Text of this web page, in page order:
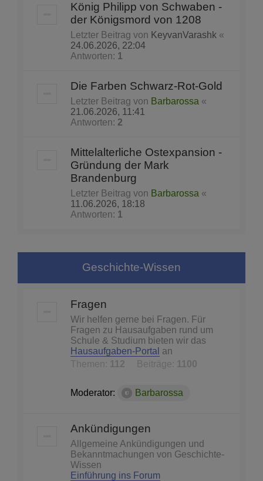
König Philipp von Schwaben -
der Königsmord von 1208
Letzter Beitrag von KeyvanVarashk «
24.06.2026, 22:04
Antworten: 1
Die Farben Schwarz-Rot-Gold
Letzter Beitrag von Barbarossa «
21.06.2026, 11:41
Antworten: 2
Mittelalterliche Ostexpansion -
Gründung der Mark
Brandenburg
Letzter Beitrag von Barbarossa «
11.06.2026, 18:18
Antworten: 1
Geschichte-Wissen
Fragen
Wir helfen gerne bei Fragen. Für
Fragen zu Hausaufgaben rund um
Schule & Studium bieten wir das
Hausaufgaben-Portal an
Themen:
112 Beiträge: 1100
Moderator: Barbarossa
Ankündigungen
Allgemeine Ankündigungen und
Bekanntmachungen von Geschichte-
Wissen
Einführung ins Forum